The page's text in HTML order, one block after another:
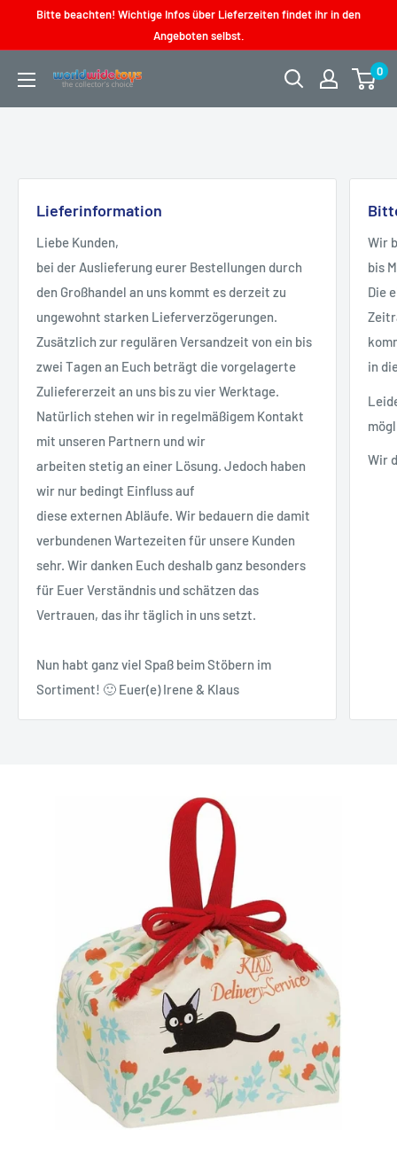
Bitte beachten! Wichtige Infos über Lieferzeiten findet ihr in den
Angeboten selbst.
worldwidetoys
0
Lieferinformation
Liebe Kunden,
bei der Auslieferung eurer Bestellungen durch
den Großhandel an uns kommt es derzeit zu
ungewohnt starken Lieferverzögerungen.
Zusätzlich zur regulären Versandzeit von ein bis
zwei Tagen an Euch beträgt die vorgelagerte
Zuliefererzeit an uns bis zu vier Werktage.
Natürlich stehen wir in regelmäßigem Kontakt
mit unseren Partnern und wir
arbeiten stetig an einer Lösung. Jedoch haben
wir nur bedingt Einfluss auf
diese externen Abläufe. Wir bedauern die damit
verbundenen Wartezeiten für unsere Kunden
sehr. Wir danken Euch deshalb ganz besonders
für Euer Verständnis und schätzen das
Vertrauen, das ihr täglich in uns setzt.
Nun habt ganz viel Spaß beim Stöbern im
Sortiment! 🙂 Euer(e) Irene & Klaus
Wir
bis
Die
in
Wir